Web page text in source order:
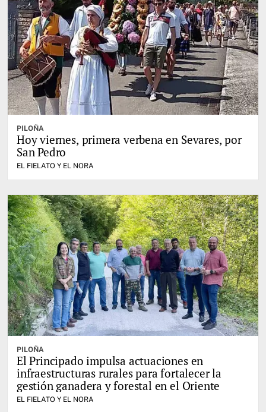
PILOÑA
Hoy viernes, primera verbena en Sevares, por
San Pedro
EL FIELATO Y EL NORA
PILOÑA
El Principado impulsa actuaciones en
infraestructuras rurales para fortalecer la
gestión ganadera y forestal en el Oriente
EL FIELATO Y EL NORA